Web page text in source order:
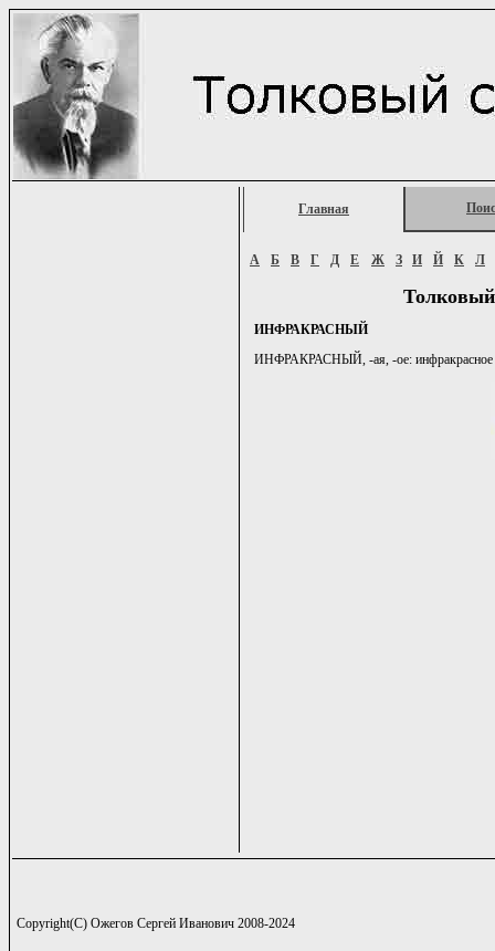
Главная
А Б В Г Д Е Ж З И Й К Л
ИНФРАКРАСНЫЙ
ИНФРАКРАСНЫЙ, -ая, -ое: инфракрасное
Copyright(C) Ожегов Сергей Иванович 2008-2024